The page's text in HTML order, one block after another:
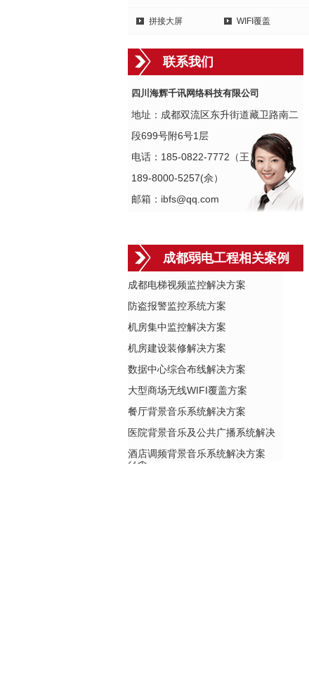
拼接大屏 WIFI覆盖
联系我们
四川海辉千讯网络科技有限公司
地址：成都双流区东升街道藏卫路南二
段699号附6号1层
电话：185-0822-7772（王）
189-8000-5257(佘）
邮箱：ibfs@qq.com
成都弱电工程相关案例
成都电梯视频监控解决方案
防盗报警监控系统方案
机房集中监控解决方案
机房建设装修解决方案
数据中心综合布线解决方案
大型商场无线WIFI覆盖方案
餐厅背景音乐系统解决方案
医院背景音乐及公共广播系统解决
方案
酒店调频背景音乐系统解决方案